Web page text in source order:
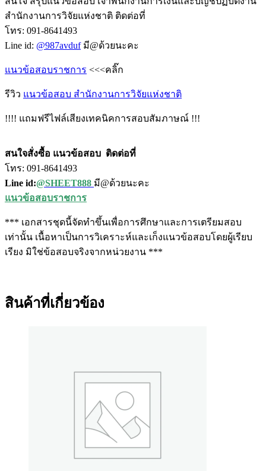
สำนักงานการวิจัยแห่งชาติ ติดต่อที่
โทร: 091-8641493
Line id: @987avdufมี@ด้วยนะคะ
แนวข้อสอบราชการ <<<คลิ๊ก
รีวิว แนวข้อสอบ สำนักงานการวิจัยแห่งชาติ
!!!! แถมฟรีไฟล์เสียงเทคนิคการสอบสัมภาษณ์ !!!
สนใจสั่งซื้อ แนวข้อสอบ ติดต่อที่
โทร: 091-8641493
Line id:@SHEET888 มี@ด้วยนะคะ
แนวข้อสอบราชการ
*** เอกสารชุดนี้จัดทำขึ้นเพื่อการศึกษาและการเตรียมสอบ
เท่านั้น เนื้อหาเป็นการวิเคราะห์และเก็งแนวข้อสอบโดยผู้เรียบ
เรียง มิใช่ข้อสอบจริงจากหน่วยงาน ***
สินค้าที่เกี่ยวข้อง